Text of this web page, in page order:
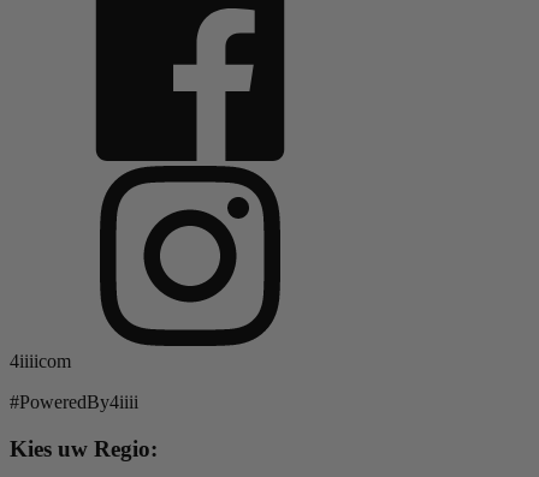
4iiiicom
#PoweredBy4iiii
Kies uw Regio: